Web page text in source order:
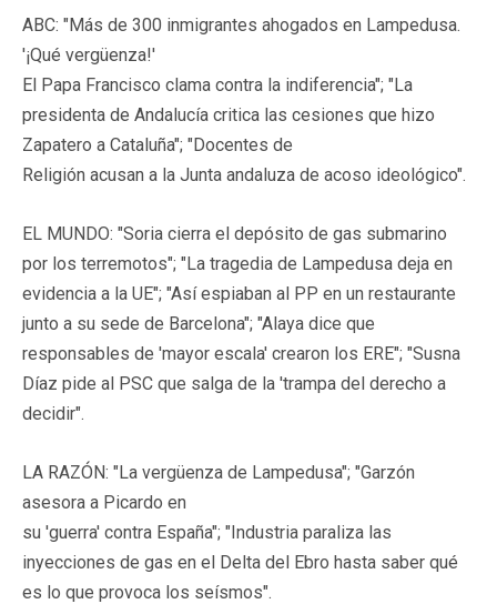
ABC: "Más de 300 inmigrantes ahogados en Lampedusa.
'¡Qué vergüenza!'
El Papa Francisco clama contra la indiferencia"; "La
presidenta de Andalucía critica las cesiones que hizo
Zapatero a Cataluña"; "Docentes de
Religión acusan a la Junta andaluza de acoso ideológico".
EL MUNDO: "Soria cierra el depósito de gas submarino
por los terremotos"; "La tragedia de Lampedusa deja en
evidencia a la UE"; "Así espiaban al PP en un restaurante
junto a su sede de Barcelona"; "Alaya dice que
responsables de 'mayor escala' crearon los ERE"; "Susna
Díaz pide al PSC que salga de la 'trampa del derecho a
decidir".
LA RAZÓN: "La vergüenza de Lampedusa"; "Garzón
asesora a Picardo en
su 'guerra' contra España"; "Industria paraliza las
inyecciones de gas en el Delta del Ebro hasta saber qué
es lo que provoca los seísmos".